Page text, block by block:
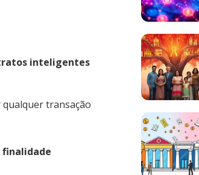
inteligentes
transação
finalidade